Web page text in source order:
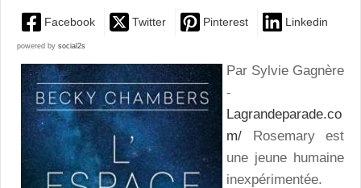
Facebook Twitter Pinterest Linkedin
powered by social2s
Par Sylvie Gagnère
-
Lagrandeparade.co
m/ Rosemary est
une jeune humaine
inexpérimentée.